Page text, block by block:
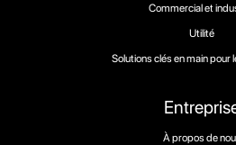
À propos de
Commercial et
Utilité
Solutions clés en main pour